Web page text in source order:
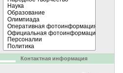
Контактная информация